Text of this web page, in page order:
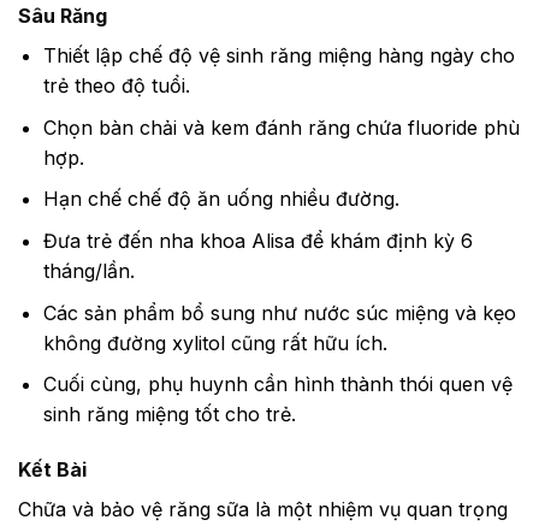
Sâu Răng
Thiết lập chế độ vệ sinh răng miệng hàng ngày cho
trẻ theo độ tuổi.
Chọn bàn chải và kem đánh răng chứa fluoride phù
hợp.
Hạn chế chế độ ăn uống nhiều đường.
Đưa trẻ đến nha khoa Alisa để khám định kỳ 6
tháng/lần.
Các sản phẩm bổ sung như nước súc miệng và kẹo
không đường xylitol cũng rất hữu ích.
Cuối cùng, phụ huynh cần hình thành thói quen vệ
sinh răng miệng tốt cho trẻ.
Kết Bài
Chữa và bảo vệ răng sữa là một nhiệm vụ quan trọng